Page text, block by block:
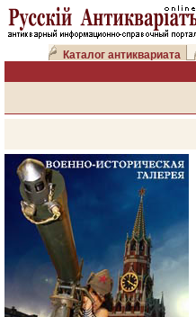
Каталог антиквариата